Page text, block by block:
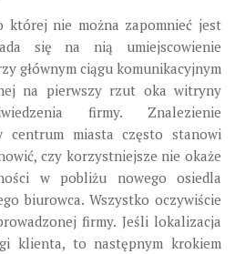
której nie można zapomnieć jest
się na nią umiejscowienie
głównym ciągu komunikacyjnym
na pierwszy rzut oka witryny
firmy. Znalezienie
centrum miasta często stanowi
czy korzystniejsze nie okaże
w pobliżu nowego osiedla
biurowca. Wszystko oczywiście
firmy. Jeśli lokalizacja
klienta, to następnym krokiem